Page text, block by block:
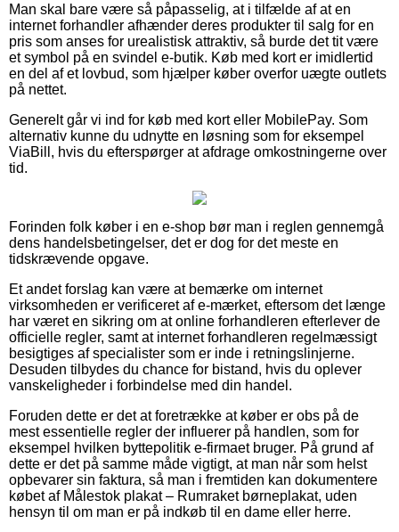
Man skal bare være så påpasselig, at i tilfælde af at en
internet forhandler afhænder deres produkter til salg for en
pris som anses for urealistisk attraktiv, så burde det tit være
et symbol på en svindel e-butik. Køb med kort er imidlertid
en del af et lovbud, som hjælper køber overfor uægte outlets
på nettet.
Generelt går vi ind for køb med kort eller MobilePay. Som
alternativ kunne du udnytte en løsning som for eksempel
ViaBill, hvis du efterspørger at afdrage omkostningerne over
tid.
Forinden folk køber i en e-shop bør man i reglen gennemgå
dens handelsbetingelser, det er dog for det meste en
tidskrævende opgave.
Et andet forslag kan være at bemærke om internet
virksomheden er verificeret af e-mærket, eftersom det længe
har været en sikring om at online forhandleren efterlever de
officielle regler, samt at internet forhandleren regelmæssigt
besigtiges af specialister som er inde i retningslinjerne.
Desuden tilbydes du chance for bistand, hvis du oplever
vanskeligheder i forbindelse med din handel.
Foruden dette er det at foretrække at køber er obs på de
mest essentielle regler der influerer på handlen, som for
eksempel hvilken byttepolitik e-firmaet bruger. På grund af
dette er det på samme måde vigtigt, at man når som helst
opbevarer sin faktura, så man i fremtiden kan dokumentere
købet af Målestok plakat – Rumraket børneplakat, uden
hensyn til om man er på indkøb til en dame eller herre.